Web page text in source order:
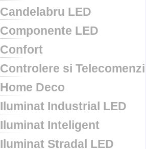
Candelabru LED
Componente LED
Confort
Controlere si Telecomenzi
Home Deco
Iluminat Industrial LED
Iluminat Inteligent
Iluminat Stradal LED